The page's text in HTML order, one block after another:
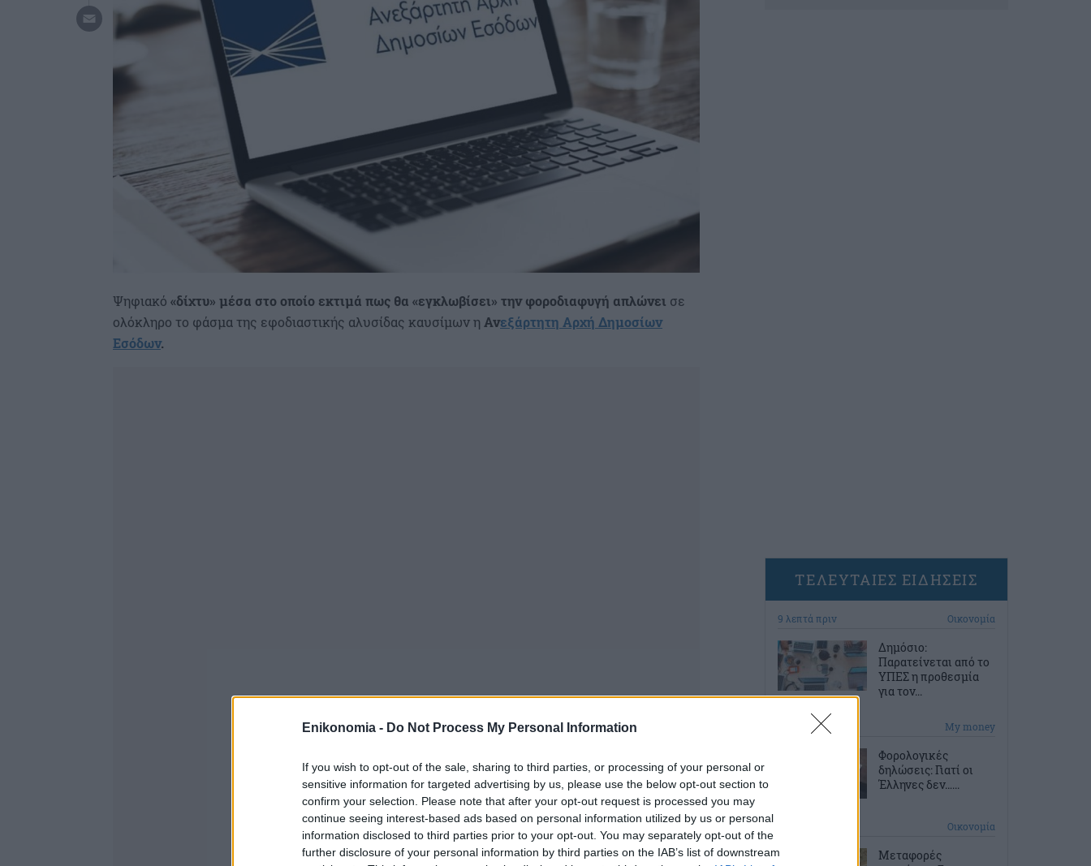
Enikonomia - Do Not Process My Personal Information
If you wish to opt-out of the sale, sharing to third parties, or processing of your personal or
sensitive information for targeted advertising by us, please use the below opt-out section to
confirm your selection. Please note that after your opt-out request is processed you may
continue seeing interest-based ads based on personal information utilized by us or personal
information disclosed to third parties prior to your opt-out. You may separately opt-out of the
further disclosure of your personal information by third parties on the IAB’s list of downstream
Ψηφιακό «δίχτυ» μέσα στο οποίο εκτιμά πως θα «εγκλωβίσει» την φοροδιαφυγή απλώνει σε
ολόκληρο το φάσμα της εφοδιαστικής αλυσίδας καυσίμων η Ανεξάρτητη Αρχή Δημοσίων
Εσόδων.
ΤΕΛΕΥΤΑΙΕΣ ΕΙΔΗΣΕΙΣ
9 λεπτά πριν Οικονομία
Δημόσιο:
Παρατείνεται από το
ΥΠΕΣ η προθεσμία
για τον...
39 λεπτά πριν My money
Φορολογικές
δηλώσεις: Γιατί οι
Έλληνες δεν…...
Οικονομία
Μεταφορές